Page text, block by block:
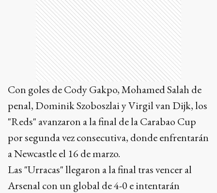
Con goles de Cody Gakpo, Mohamed Salah de
penal, Dominik Szoboszlai y Virgil van Dijk, los
"Reds" avanzaron a la final de la Carabao Cup
por segunda vez consecutiva, donde enfrentarán
a Newcastle el 16 de marzo.
Las "Urracas" llegaron a la final tras vencer al
Arsenal con un global de 4-0 e intentarán